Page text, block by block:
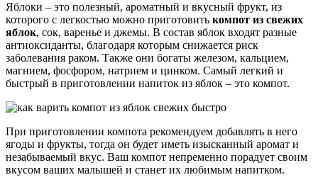
Яблоки – это полезный, ароматный и вкусный фрукт, из
которого с легкостью можно приготовить компот из свежих
яблок, сок, варенье и джемы. В состав яблок входят разные
антиоксиданты, благодаря которым снижается риск
заболевания раком. Также они богаты железом, кальцием,
магнием, фосфором, натрием и цинком. Самый легкий и
быстрый в приготовлении напиток из яблок – это компот.
При приготовлении компота рекомендуем добавлять в него
ягоды и фрукты, тогда он будет иметь изысканный аромат и
незабываемый вкус. Ваш компот непременно порадует своим
вкусом ваших малышей и станет их любимым напитком.